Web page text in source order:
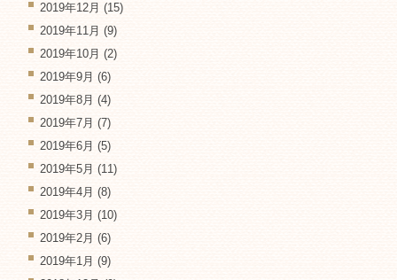
2019年12月 (15)
2019年11月 (9)
2019年10月 (2)
2019年9月 (6)
2019年8月 (4)
2019年7月 (7)
2019年6月 (5)
2019年5月 (11)
2019年4月 (8)
2019年3月 (10)
2019年2月 (6)
2019年1月 (9)